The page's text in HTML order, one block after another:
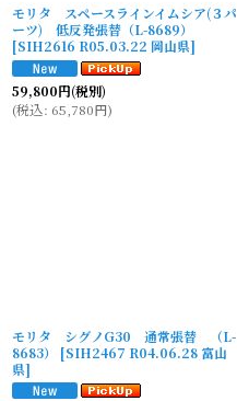
モリタ スペースラインイムシア(３パ
ーツ) 低反発張替（L-8689）
[SIH2616 R05.03.22 岡山県]
59,800円(税別)
(税込: 65,780円)
モリタ シグノG30 通常張替 （L-
8683）
[SIH2467 R04.06.28 富山
県]